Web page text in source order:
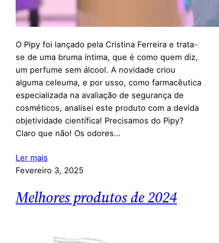
O Pipy foi lançado pela Cristina Ferreira e trata-
se de uma bruma íntima, que é como quem diz,
um perfume sem álcool. A novidade criou
alguma celeuma, e por usso, como farmacêutica
especializada na avaliação de segurança de
cosméticos, analisei este produto com a devida
objetividade científica! Precisamos do Pipy?
Claro que não! Os odores…
Ler mais
Fevereiro 3, 2025
Melhores produtos de 2024